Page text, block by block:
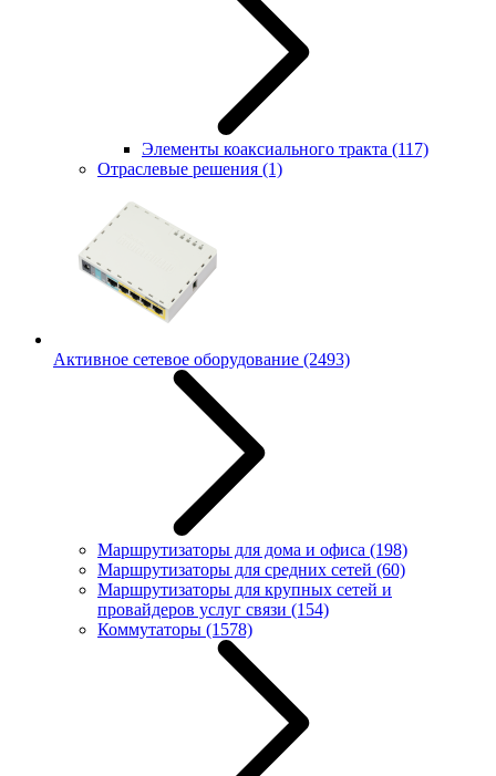
Элементы коаксиального тракта (117)
Отраслевые решения (1)
Активное сетевое оборудование (2493)
Маршрутизаторы для дома и офиса (198)
Маршрутизаторы для средних сетей (60)
Маршрутизаторы для крупных сетей и
провайдеров услуг связи (154)
Коммутаторы (1578)